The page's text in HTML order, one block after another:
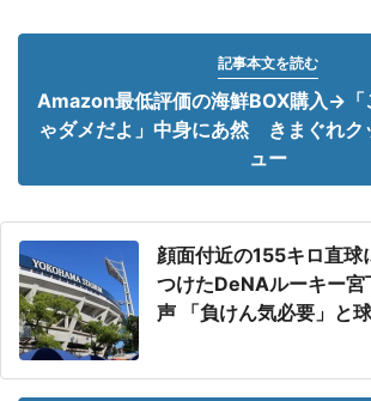
記事本文を読む
Amazon最低評価の海鮮BOX購入→「
ゃダメだよ」中身にあ然 きまぐれク
ュー
顔面付近の155キロ直球
つけたDeNAルーキー宮
声 「負けん気必要」と